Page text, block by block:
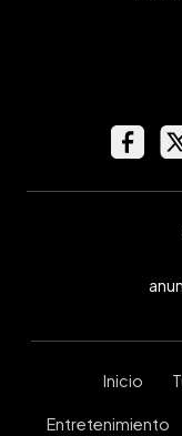
Inicio
Entretenimiento